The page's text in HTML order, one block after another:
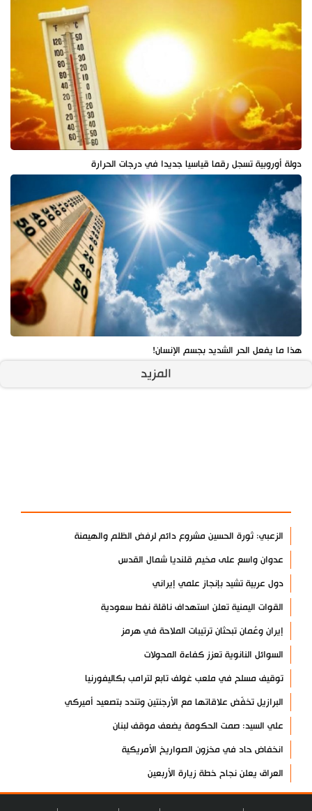
دولة أوروبية تسجل رقما قياسيا جديدا في درجات الحرارة
هذا ما يفعل الحر الشديد بجسم الإنسان!
المزيد
الزعبي: ثورة الحسين مشروع دائم لرفض الظلم والهيمنة
عدوان واسع على مخيم قلنديا شمال القدس
دول عربية تشيد بإنجاز علمي إيراني
القوات اليمنية تعلن استهداف ناقلة نفط سعودية
إيران وعُمان تبحثان ترتيبات الملاحة في هرمز
السوائل النانوية تعزز كفاءة المحولات
توقيف مسلح في ملعب غولف تابع لترامب بكاليفورنيا
البرازيل تخفّض علاقاتها مع الأرجنتين وتندد بتصعيد أميركي
علي السيد: صمت الحكومة يضعف موقف لبنان
انخفاض حاد في مخزون الصواريخ الأمريكية
العراق يعلن نجاح خطة زيارة الأربعين
رضائي: إيران جاهزة للدفاع عن سيادتها